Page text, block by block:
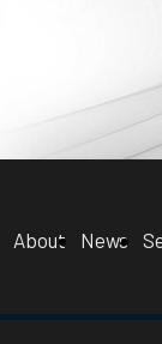
About News